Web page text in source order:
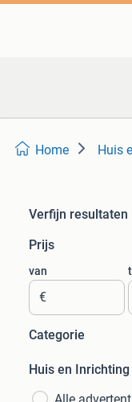
Home Huis
Verfijn resultaten
Prijs
van
€
Categorie
Huis en Inrichting